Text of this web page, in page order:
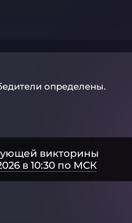
определены.
викторины
в 10:30 по МСК